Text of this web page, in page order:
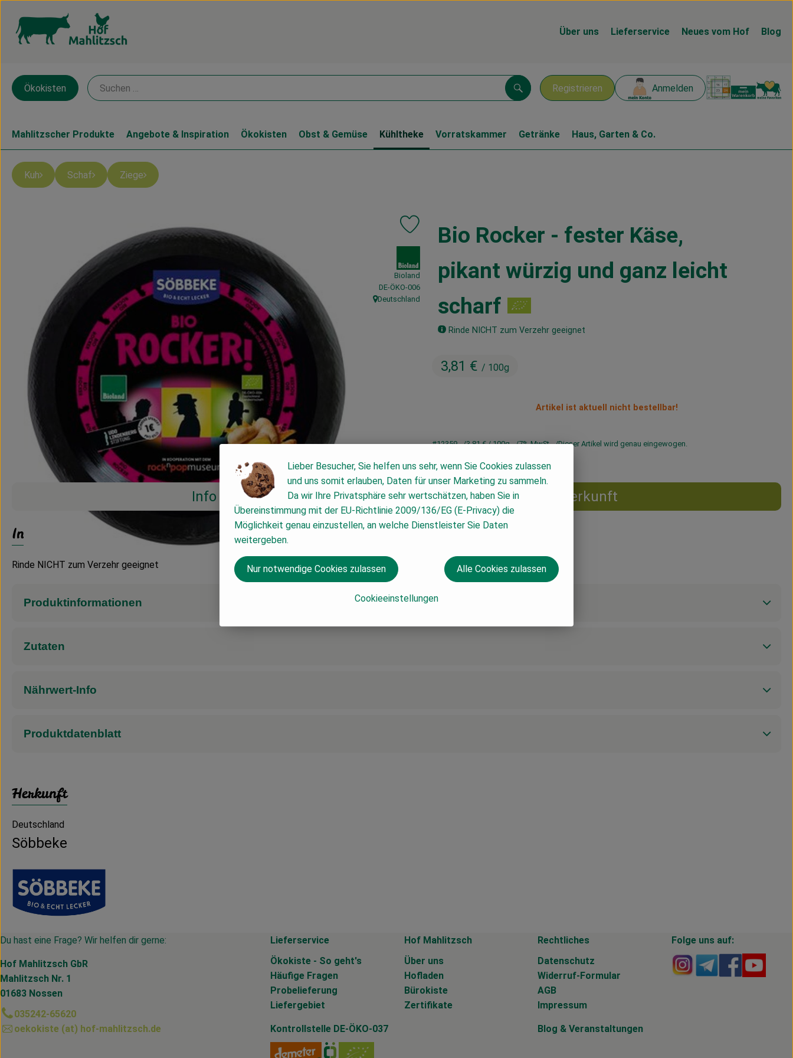
Über uns Lieferservice Neues vom Hof Blog
Registrieren Anmelden
Suchen
Ökokisten
Mahlitzscher Produkte Angebote & Inspiration Ökokisten Obst & Gemüse Kühltheke Vorratskammer Getränke Haus, Garten & Co.
Kuh Schaf Ziege
Bio Rocker - fester Käse,
pikant würzig und ganz leicht
scharf
Rinde NICHT zum Verzehr geeignet
3,81 € / 100g
Produkt zu Favouriten hinzufügen
Bioland
, Kontrollstelle:
DE-ÖKO-006
, Herkunft:
Deutschland
Artikel ist aktuell nicht bestellbar!
#12359 3,81 €/ 100g 7% MwSt Dieser Artikel wird genau eingewogen.
Info Herkunft
Info
Rinde NICHT zum Verzehr geeignet
Produktinformationen
Zutaten
Nährwert-Info
Produktdatenblatt
Herkunft
Deutschland
Söbbeke
Du hast eine Frage? Wir helfen dir gerne:
Hof Mahlitzsch GbR
Mahlitzsch Nr. 1
01683 Nossen
035242-65620
oekokiste (at) hof-mahlitzsch.de
Lieferservice
Ökokiste - So geht's
Häufige Fragen
Probelieferung
Liefergebiet
Hof Mahlitzsch
Über uns
Hofladen
Bürokiste
Zertifikate
Rechtliches
Datenschutz
Widerruf-Formular
AGB
Impressum
Folge uns auf:
Externer Link zu
Externer Link
Externer
Kontrollstelle DE-ÖKO-037 Blog & Veranstaltungen
Lieber Besucher, Sie helfen uns sehr, wenn Sie Cookies zulassen
und uns somit erlauben, Daten für unser Marketing zu sammeln.
Da wir Ihre Privatsphäre sehr wertschätzen, haben Sie in
Übereinstimmung mit der EU-Richtlinie 2009/136/EG (E-Privacy) die
Möglichkeit genau einzustellen, an welche Dienstleister Sie Daten
weitergeben.
Cookieeinstellungen
Nur notwendige Cookies zulassen Alle Cookies zulassen